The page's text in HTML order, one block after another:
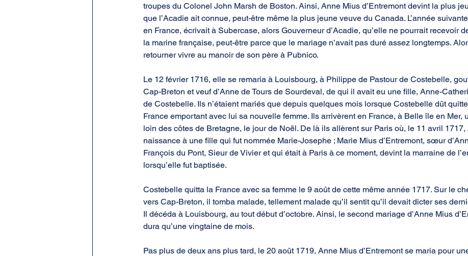
troupes du Colonel John Marsh de Boston. Ainsi, Anne Mius d’Entremont devint la plus
que l’Acadie ait connue, peut-être même la plus jeune veuve du Canada. L’année
en France, écrivait à Subercase, alors Gouverneur d’Acadie, qu’elle ne pourrait recevoir
la marine française, peut-être parce que le mariage n’avait pas duré assez longtemps.
retourner vivre au manoir de son père à Pubnico.
Le 12 février 1716, elle se remaria à Louisbourg, à Philippe de Pastour de Costebelle,
Cap-Breton et veuf d’Anne de Tours de Sourdeval, de qui il avait eu une fille, Anne-
de Costebelle. Ils n’étaient mariés que depuis quelques mois lorsque Costebelle dût
France emportant avec lui sa nouvelle femme. Ils arrivèrent en France, à Belle île en Mer,
loin des côtes de Bretagne, le jour de Noël. De là ils allèrent sur Paris où, le 11 avril
naissance à une fille qui fut nommée Marie-Josephe ; Marie Mius d’Entremont, sœur
François du Pont, Sieur de Vivier et qui était à Paris à ce moment, devint la marraine de
lorsqu’elle fut baptisée.
Costebelle quitta la France avec sa femme le 9 août de cette même année 1717. Sur le
vers Cap-Breton, il tomba malade, tellement malade qu’il sentit qu’il devait dicter ses
Il décéda à Louisbourg, au tout début d’octobre. Ainsi, le second mariage d’Anne Mius
dura qu’une vingtaine de mois.
Pas plus de deux ans plus tard, le 20 août 1719, Anne Mius d’Entremont se maria pour